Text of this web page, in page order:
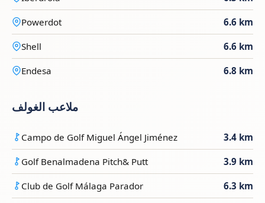
Powerdot 6.6 km
Shell 6.6 km
Endesa 6.8 km
ملاعب الغولف
Campo de Golf Miguel Ángel Jiménez 3.4 km
Golf Benalmadena Pitch& Putt 3.9 km
Club de Golf Málaga Parador 6.3 km